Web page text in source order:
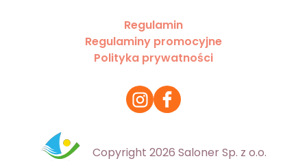
Regulamin
Regulaminy promocyjne
Polityka prywatności
Copyright 2026 Saloner Sp. z o.o.